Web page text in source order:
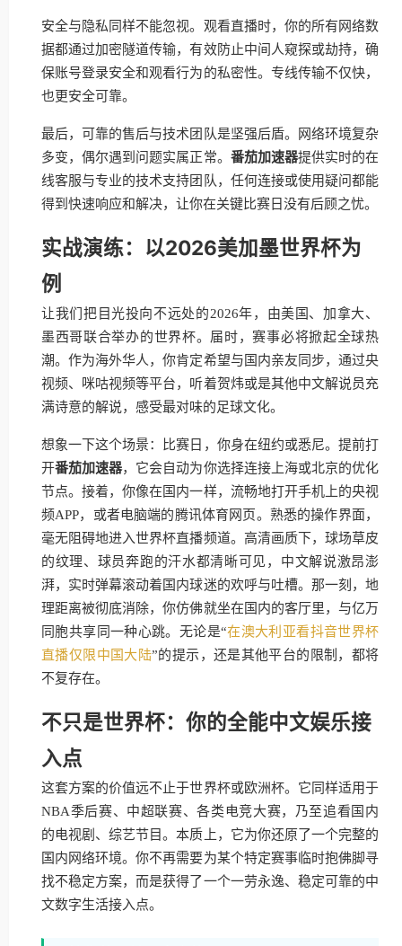
安全与隐私同样不能忽视。观看直播时，你的所有网络数
据都通过加密隧道传输，有效防止中间人窥探或劫持，确
保账号登录安全和观看行为的私密性。专线传输不仅快，
也更安全可靠。
最后，可靠的售后与技术团队是坚强后盾。网络环境复杂
多变，偶尔遇到问题实属正常。 番茄加速器提供实时的在
线客服与专业的技术支持团队，任何连接或使用疑问都能
得到快速响应和解决，让你在关键比赛日没有后顾之忧。
实战演练：以2026美加墨世界杯为
例
让我们把目光投向不远处的2026年，由美国、加拿大、
墨西哥联合举办的世界杯。届时，赛事必将掀起全球热
潮。作为海外华人，你肯定希望与国内亲友同步，通过央
视频、咪咕视频等平台，听着贺炜或是其他中文解说员充
满诗意的解说，感受最对味的足球文化。
想象一下这个场景：比赛日，你身在纽约或悉尼。提前打
开番茄加速器，它会自动为你选择连接上海或北京的优化
节点。接着，你像在国内一样，流畅地打开手机上的央视
频APP，或者电脑端的腾讯体育网页。熟悉的操作界面，
毫无阻碍地进入世界杯直播频道。高清画质下，球场草皮
的纹理、球员奔跑的汗水都清晰可见，中文解说激昂澎
湃，实时弹幕滚动着国内球迷的欢呼与吐槽。那一刻，地
理距离被彻底消除，你仿佛就坐在国内的客厅里，与亿万
同胞共享同一种心跳。无论是“在澳大利亚看抖音世界杯
直播仅限中国大陆”的提示，还是其他平台的限制，都将
不复存在。
不只是世界杯：你的全能中文娱乐接
入点
这套方案的价值远不止于世界杯或欧洲杯。它同样适用于
NBA季后赛、中超联赛、各类电竞大赛，乃至追看国内
的电视剧、综艺节目。本质上，它为你还原了一个完整的
国内网络环境。你不再需要为某个特定赛事临时抱佛脚寻
找不稳定方案，而是获得了一个一劳永逸、稳定可靠的中
文数字生活接入点。